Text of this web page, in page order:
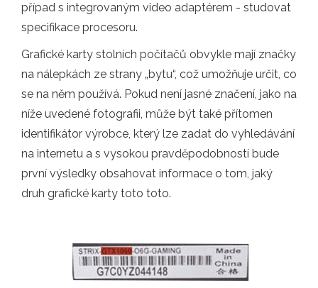
případ s integrovaným video adaptérem - studovat
specifikace procesoru.
Grafické karty stolních počítačů obvykle mají značky
na nálepkách ze strany „bytu“, což umožňuje určit, co
se na něm používá. Pokud není jasné značení, jako na
níže uvedené fotografii, může být také přítomen
identifikátor výrobce, který lze zadat do vyhledávání
na internetu a s vysokou pravděpodobností bude
první výsledky obsahovat informace o tom, jaký
druh grafické karty toto toto.